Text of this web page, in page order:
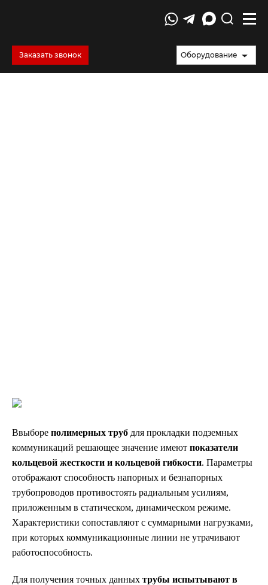
Заказать звонок Оборудование
Ввыборе полимерных труб для прокладки подземных
коммуникаций решающее значение имеют показатели
кольцевой жесткости и кольцевой гибкости. Параметры
отображают способность напорных и безнапорных
трубопроводов противостоять радиальным усилиям,
приложенным в статическом, динамическом режиме.
Характеристики сопоставляют с суммарными нагрузками,
при которых коммуникационные линии не утрачивают
работоспособность.
Для получения точных данных трубы испытывают в